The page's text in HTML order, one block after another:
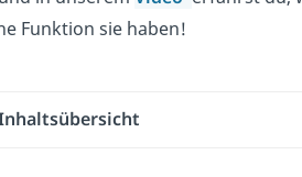
Funktion sie haben!